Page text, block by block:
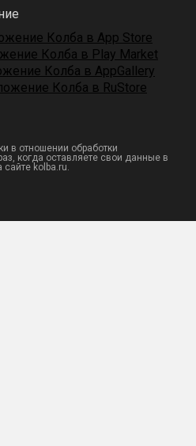
в отношении обработки
когда оставляете свои данные в
kolba.ru.